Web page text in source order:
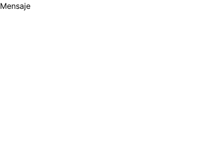
Mensaje